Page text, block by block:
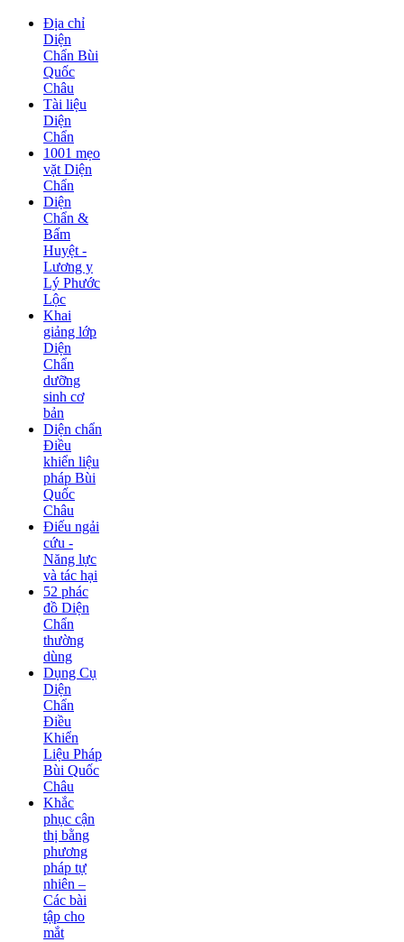
Địa chỉ
Diện
Chẩn Bùi
Quốc
Châu
Tài liệu
Diện
Chẩn
1001 mẹo
vặt Diện
Chẩn
Diện
Chẩn &
Bấm
Huyệt -
Lương y
Lý Phước
Lộc
Khai
giảng lớp
Diện
Chẩn
dưỡng
sinh cơ
bản
Diện chẩn
Điều
khiển liệu
pháp Bùi
Quốc
Châu
Điếu ngải
cứu -
Năng lực
và tác hại
52 phác
đồ Diện
Chẩn
thường
dùng
Dụng Cụ
Diện
Chẩn
Điều
Khiển
Liệu Pháp
Bùi Quốc
Châu
Khắc
phục cận
thị bằng
phương
pháp tự
nhiên –
Các bài
tập cho
mắt